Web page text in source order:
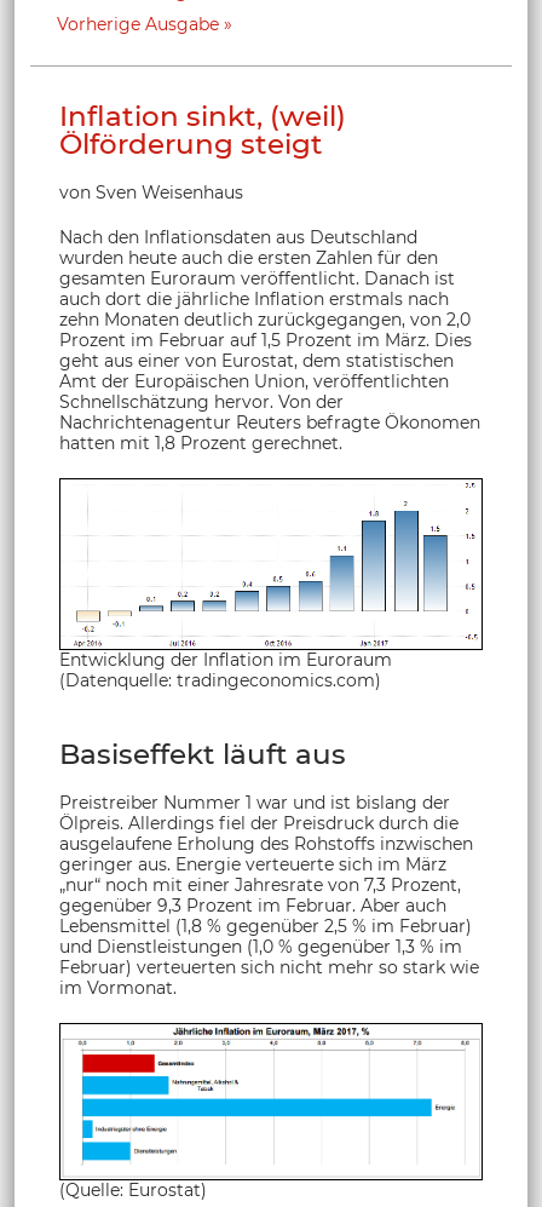
Vorherige Ausgabe
Inflation sinkt, (weil)
Ölförderung steigt
von Sven Weisenhaus
Nach den Inflationsdaten aus Deutschland
wurden heute auch die ersten Zahlen für den
gesamten Euroraum veröffentlicht. Danach ist
auch dort die jährliche Inflation erstmals nach
zehn Monaten deutlich zurückgegangen, von 2,0
Prozent im Februar auf 1,5 Prozent im März. Dies
geht aus einer von Eurostat, dem statistischen
Amt der Europäischen Union, veröffentlichten
Schnellschätzung hervor. Von der
Nachrichtenagentur Reuters befragte Ökonomen
hatten mit 1,8 Prozent gerechnet.
Entwicklung der Inflation im Euroraum
(Datenquelle: tradingeconomics.com)
Basiseffekt läuft aus
Preistreiber Nummer 1 war und ist bislang der
Ölpreis. Allerdings fiel der Preisdruck durch die
ausgelaufene Erholung des Rohstoffs inzwischen
geringer aus. Energie verteuerte sich im März
„nur“ noch mit einer Jahresrate von 7,3 Prozent,
gegenüber 9,3 Prozent im Februar. Aber auch
Lebensmittel (1,8 % gegenüber 2,5 % im Februar)
und Dienstleistungen (1,0 % gegenüber 1,3 % im
Februar) verteuerten sich nicht mehr so stark wie
im Vormonat.
(Quelle: Eurostat)